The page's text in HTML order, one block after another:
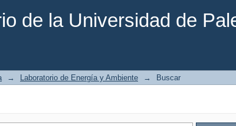
de la Universidad de
→ Laboratorio de Energía y Ambiente → Buscar